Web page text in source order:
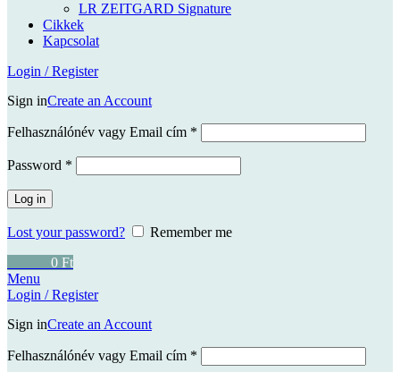
LR ZEITGARD Signature
Cikkek
Kapcsolat
Login / Register
Sign inCreate an Account
Felhasználónév vagy Email cím *
Password *
Log in
Lost your password?
Remember me
0 Ft
Menu
Login / Register
Sign inCreate an Account
Felhasználónév vagy Email cím *